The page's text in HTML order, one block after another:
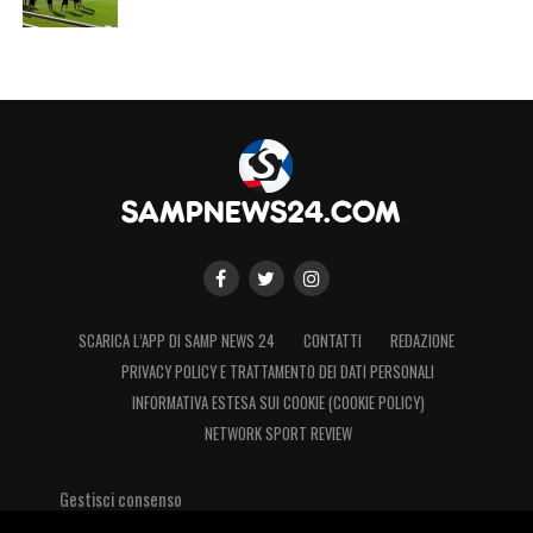
domenica 31 ottobre, valevole quale 7.a
SCARICA L’APP DI SAMP NEWS 24 CONTATTI
REDAZIONE
PRIVACY POLICY E TRATTAMENTO DEI DATI PERSONALI
INFORMATIVA ESTESA SUI COOKIE (COOKIE POLICY)
NETWORK SPORT REVIEW
Gestisci consenso